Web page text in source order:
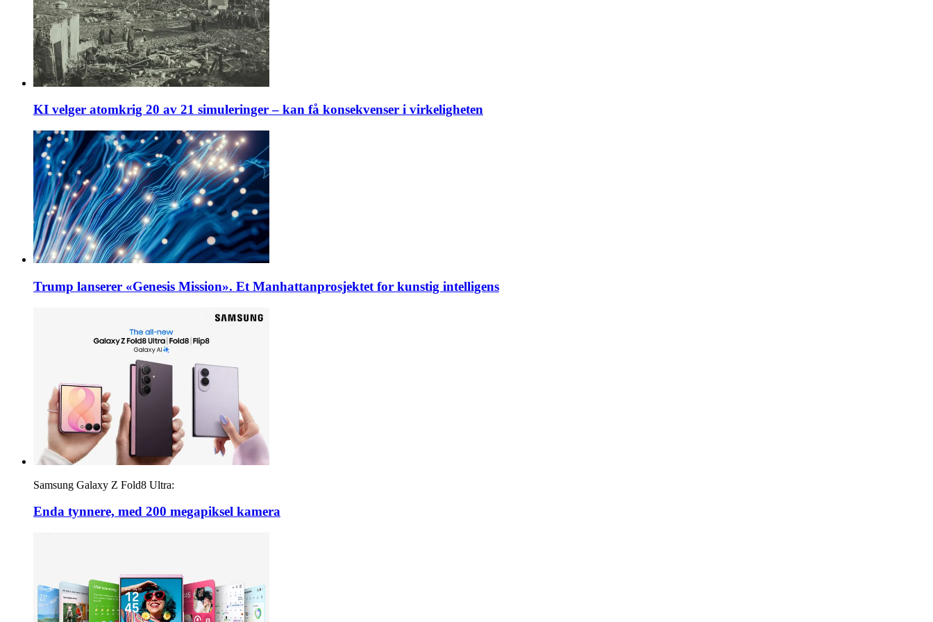
KI velger atomkrig 20 av 21 simuleringer – kan få konsekvenser i virkeligheten
Trump lanserer «Genesis Mission». Et Manhattanprosjektet for kunstig intelligens
Samsung Galaxy Z Fold8 Ultra:
Enda tynnere, med 200 megapiksel kamera